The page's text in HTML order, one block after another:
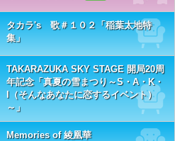
タカラ's 歌＃１０２「稲葉太地特
集」
TAKARAZUKA SKY STAGE 開局20周
年記念「真夏の雪まつり～S・A・K・
I（そんなあなたに恋するイベント）
～」
Memories of 綾凰華